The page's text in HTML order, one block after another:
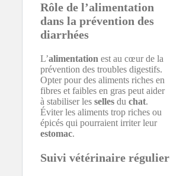
Rôle de l’alimentation
dans la prévention des
diarrhées
L’alimentation est au cœur de la
prévention des troubles digestifs.
Opter pour des aliments riches en
fibres et faibles en gras peut aider
à stabiliser les selles du chat.
Éviter les aliments trop riches ou
épicés qui pourraient irriter leur
estomac.
Suivi vétérinaire régulier